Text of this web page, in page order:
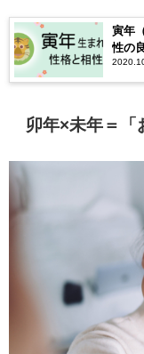
寅年
性の
空蔵
卯年×未年＝「